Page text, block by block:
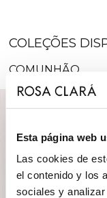
Esta página web
Las cookies de
el contenido y los
sociales y
COLEÇÕES
COMUNHÃO